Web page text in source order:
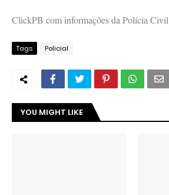
ClickPB com informações da Polícia Civil
Tags Policial
YOU MIGHT LIKE